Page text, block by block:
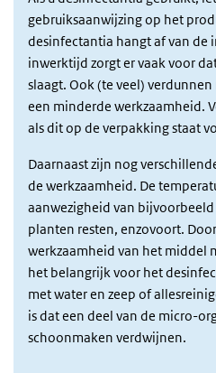
gebruiksaanwijzing op het
desinfectantia hangt af van de
inwerktijd zorgt er vaak voor
slaagt. Ook (te veel)
een minderde werkzaamheid.
als dit op de verpakking staat
Daarnaast zijn nog
de werkzaamheid. De
aanwezigheid van
planten resten, enzovoort.
werkzaamheid van het middel
het belangrijk voor het
met water en zeep of
is dat een deel van de micro-
schoonmaken verdwijnen.